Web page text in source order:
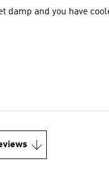
damp and you have